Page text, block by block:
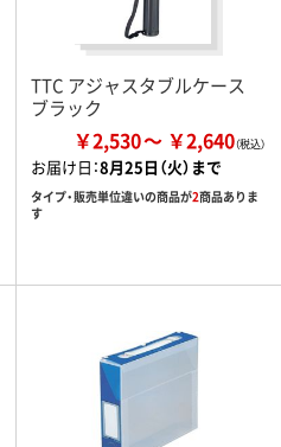
TTC アジャスタブルケース
ブラック
￥2,530 ￥2,640
お届け日：8月25日（火）まで
タイプ・販売単位違いの商品が2商品ありま
す